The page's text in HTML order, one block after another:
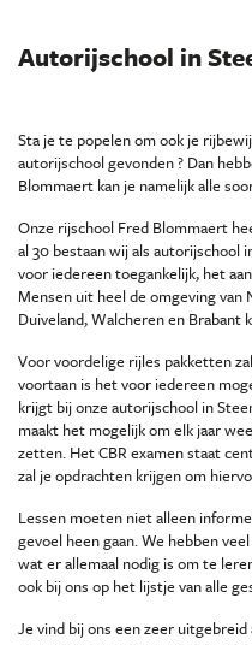
Autorijschool in
Sta je te popelen om ook je
autorijschool gevonden ? Dan
Blommaert kan je namelijk alle
Onze rijschool Fred Blommaert
al 30 bestaan wij als autorijschool
voor iedereen toegankelijk, het
Mensen uit heel de omgeving van
Duiveland, Walcheren en Brabant
Voor voordelige rijles pakketten
voortaan is het voor iedereen
krijgt bij onze autorijschool in
maakt het mogelijk om elk jaar
zetten. Het CBR examen staat
zal je opdrachten krijgen om
Lessen moeten niet alleen
gevoel heen gaan. We hebben
wat er allemaal nodig is om te
ook bij ons op het lijstje van alle
Je vind bij ons een zeer